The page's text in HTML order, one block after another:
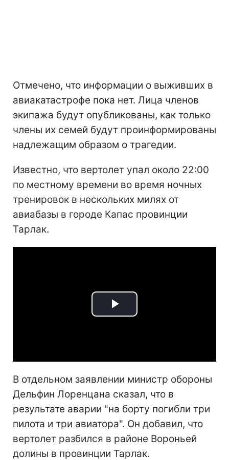
Отмечено, что информации о выживших в
авиакатастрофе пока нет. Лица членов
экипажа будут опубликованы, как только
члены их семей будут проинформированы
надлежащим образом о трагедии.
Известно, что вертолет упал около 22:00
по местному времени во время ночных
тренировок в нескольких милях от
авиабазы ​​в городе Капас провинции
Тарлак.
Play
В отдельном заявлении министр обороны
Дельфин Лоренцана сказал, что в
результате аварии "на борту погибли три
пилота и три авиатора". Он добавил, что
вертолет разбился в районе Вороньей
долины в провинции Тарлак.